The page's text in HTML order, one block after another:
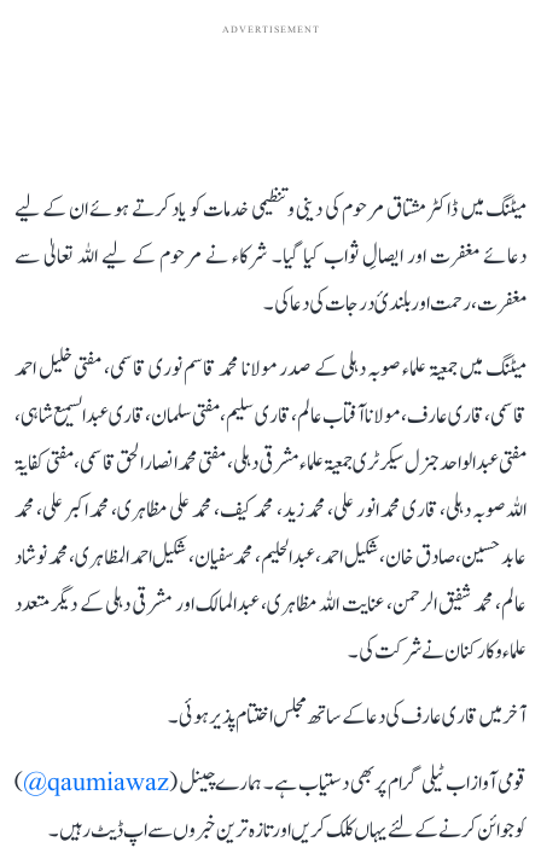
ADVERTISEMENT
میٹنگ میں ڈاکٹر مشتاق مرحوم کی دینی و تنظیمی خدمات کو یاد کرتے ہوئے ان کے لیے
دعائے مغفرت اور ایصالِ ثواب کیا گیا۔ شرکاء نے مرحوم کے لیے اللہ تعالیٰ سے
مغفرت، رحمت اور بلندیٔ درجات کی دعا کی۔
میٹنگ میں جمعیۃ علماء صوبہ دہلی کے صدر مولانا محمد قاسم نوری قاسمی، مفتی خلیل احمد
قاسمی، قاری عارف، مولانا آفتاب عالم، قاری سلیم، مفتی سلمان ، قاری عبدالسمیع شاہی ،
مفتی عبد الواحد جنرل سیکرٹری جمعیۃ علماء مشرقی دہلی، مفتی محمد انصار الحق قاسمی ، مفتی کفایۃ
اللہ صوبہ دہلی، قاری محمد انور علی، محمد زید، محمد کیف، محمد علی مظاہری، محمد اکبر علی، محمد
عابد حسین، صادق خان، شکیل احمد، عبدالحلیم، محمد سفیان، شکیل احمد المظاہری، محمد نوشاد
عالم، محمد شفیق الرحمن، عنایت اللہ مظاہری، عبدالمالک اور مشرقی دہلی کے دیگر متعدد
علماء و کارکنان نے شرکت کی۔
آخر میں قاری عارف کی دعا کے ساتھ مجلس اختتام پذیر ہوئی۔
قومی آواز اب ٹیلی گرام پر بھی دستیاب ہے۔ ہمارے چینل (qaumiawaz@
)
کو جوائن کرنے کے لئے یہاں کلک کریں اور تازہ ترین خبروں سے اپ ڈیٹ رہیں۔